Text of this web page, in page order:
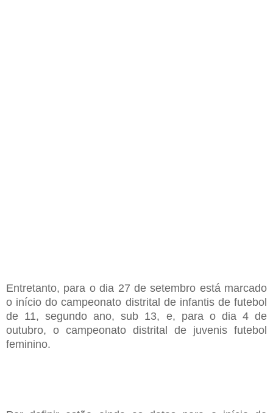
Entretanto, para o dia 27 desetembro está marcado
o início do campeonato distrital de infantis de futebol
de 11, segundo ano, sub 13, e, para o dia 4 de
outubro, o campeonato distrital de juvenis futebol
feminino.